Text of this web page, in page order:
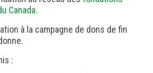
Canada.
à la campagne de dons de fin
: